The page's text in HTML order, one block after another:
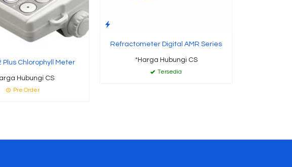
Plus Chlorophyll Meter
Hubungi CS
Pre Order
Refractometer Digital AMR Series
*Harga Hubungi CS
Tersedia